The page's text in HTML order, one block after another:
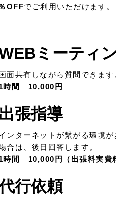
OFFでご利用いただけます。
ミーティ
面共有しながら質問できま
1時間 10,000円
出張指導
インターネットが繋がる環境
合は、後日回答します。
1時間 10,000円（出張料実費
行依頼